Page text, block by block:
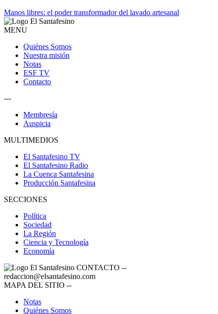
Manos libres: el poder transformador del lavado artesanal
MENU
Quiénes Somos
Nuestra misión
Notas
ESF TV
Contacto
---
Membresía
Auspicia
MULTIMEDIOS
El Santafesino TV
El Santafesino Radio
La Cuenca Santafesina
Producción Santafesina
SECCIONES
Política
Sociedad
La Región
Ciencia y Tecnología
Economía
CONTACTO --
redaccion@elsantafesino.com
MAPA DEL SITIO --
Notas
Quiénes Somos